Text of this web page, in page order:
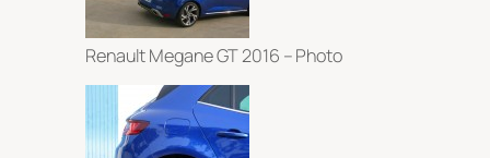
Renault Megane GT 2016 – Photo